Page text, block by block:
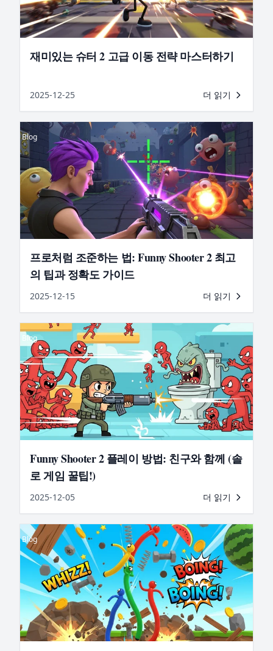
재미있는 슈터 2 고급 이동 전략 마스터하기
2025-12-25 더 읽기
Blog
프로처럼 조준하는 법: Funny Shooter 2 최고
의 팁과 정확도 가이드
2025-12-15 더 읽기
Blog
Funny Shooter 2 플레이 방법: 친구와 함께 (솔
로 게임 꿀팁!)
2025-12-05 더 읽기
Blog